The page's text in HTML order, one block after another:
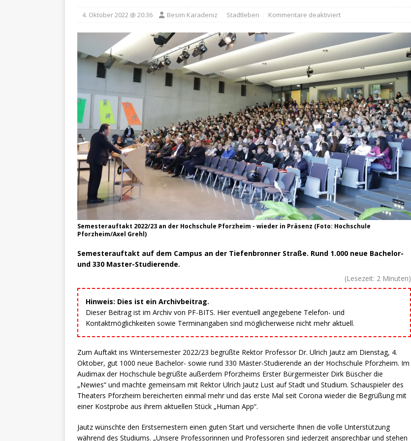
4. Oktober 2022 @ 20:36 Besim Karadeniz Stadtleben Kommentare deaktiviert
Semesterauftakt 2022/23 an der Hochschule Pforzheim - wieder in Präsenz (Foto: Hochschule
Pforzheim/Axel Grehl)
Semesterauftakt auf dem Campus an der Tiefenbronner Straße. Rund 1.000 neue Bachelor-
und 330 Master-Studierende.
(Lesezeit: 2 Minuten)
Hinweis: Dies ist ein Archivbeitrag.
Dieser Beitrag ist im Archiv von PF-BITS. Hier eventuell angegebene Telefon- und
Kontaktmöglichkeiten sowie Terminangaben sind möglicherweise nicht mehr aktuell.
Zum Auftakt ins Wintersemester 2022/23 begrüßte Rektor Professor Dr. Ulrich Jautz am Dienstag, 4.
Oktober, gut 1000 neue Bachelor- sowie rund 330 Master-Studierende an der Hochschule Pforzheim. Im
Audimax der Hochschule begrüßte außerdem Pforzheims Erster Bürgermeister Dirk Büscher die
„Newies“ und machte gemeinsam mit Rektor Ulrich Jautz Lust auf Stadt und Studium. Schauspieler des
Theaters Pforzheim bereicherten einmal mehr und das erste Mal seit Corona wieder die Begrüßung mit
einer Kostprobe aus ihrem aktuellen Stück „Human App“.
Jautz wünschte den Erstsemestern einen guten Start und versicherte Ihnen die volle Unterstützung
während des Studiums. „Unsere Professorinnen und Professoren sind jederzeit ansprechbar und stehen